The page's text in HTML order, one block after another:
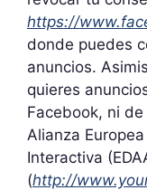
https://
donde puedes
anuncios.
quieres
Facebook, ni
Alianza
Interactiva
(http://